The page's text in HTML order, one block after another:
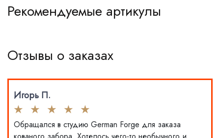
Рекомендуемые артикулы
Отзывы о заказах
Игорь П.
Обращался в студию German Forge для заказа